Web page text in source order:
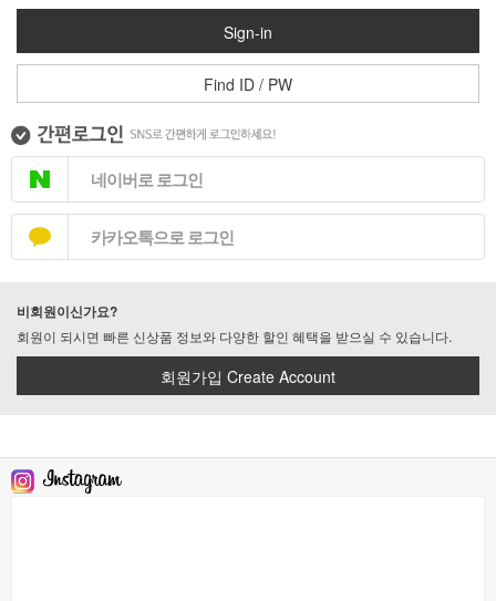
Sign-in
Find ID / PW
네이버로 로그인
카카오톡으로 로그인
비회원이신가요?
회원이 되시면 빠른 신상품 정보와 다양한 할인 혜택을 받으실 수 있습니다.
회원가입 Create Account